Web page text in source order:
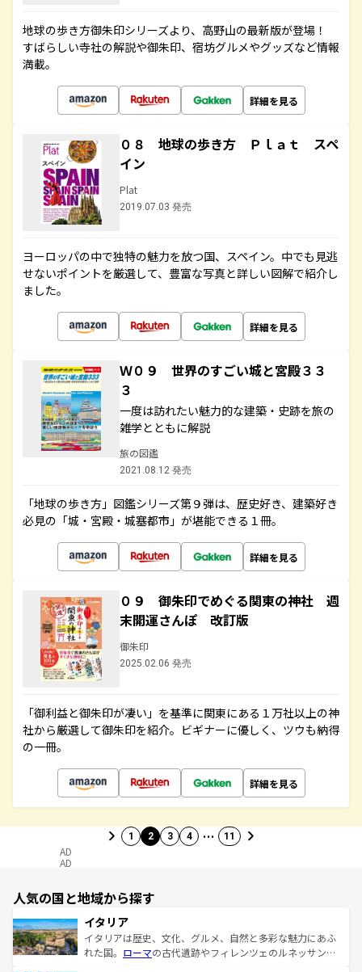
地球の歩き方御朱印シリーズより、高野山の最新版が登場！
すばらしい寺社の解説や御朱印、宿坊グルメやグッズなど情報
満載。
詳細を見る
０８ 地球の歩き方 Ｐｌａｔ スペ
イン
Plat
2019.07.03 発売
ヨーロッパの中で独特の魅力を放つ国、スペイン。中でも見逃
せないポイントを厳選して、豊富な写真と詳しい図解で紹介し
ました。
詳細を見る
Ｗ０９ 世界のすごい城と宮殿３３
３
一度は訪れたい魅力的な建築・史跡を旅の
雑学とともに解説
旅の図鑑
2021.08.12 発売
「地球の歩き方」図鑑シリーズ第９弾は、歴史好き、建築好き
必見の「城・宮殿・城塞都市」が堪能できる１冊。
詳細を見る
０９ 御朱印でめぐる関東の神社 週
末開運さんぽ 改訂版
御朱印
2025.02.06 発売
「御利益と御朱印が凄い」を基準に関東にある１万社以上の神
社から厳選して御朱印を紹介。ビギナーに優しく、ツウも納得
の一冊。
詳細を見る
1 2 3 4 … 11
AD
AD
人気の国と地域から探す
イタリア
イタリアは歴史、文化、グルメ、自然と多彩な魅力にあふ
れた国。 ローマの古代遺跡やフィレンツェのルネッサンス